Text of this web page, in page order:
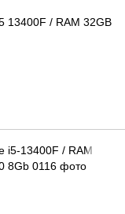
13400F / RAM 32GB